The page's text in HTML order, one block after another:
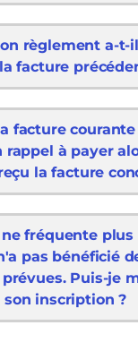
règlement a-t-
facture
facture courante
rappel à payer
la facture
fréquente plus
pas bénéficié
prévues. Puis-je
inscription ?